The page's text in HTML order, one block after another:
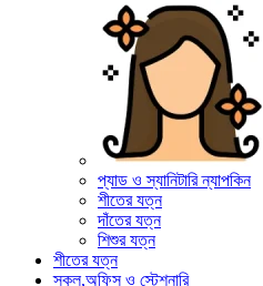
প্যাড ও স্যানিটারি ন্যাপকিন
শীতের যত্ন
দাঁতের যত্ন
শিশুর যত্ন
শীতের যত্ন
স্কুল,অফিস ও স্টেশনারি